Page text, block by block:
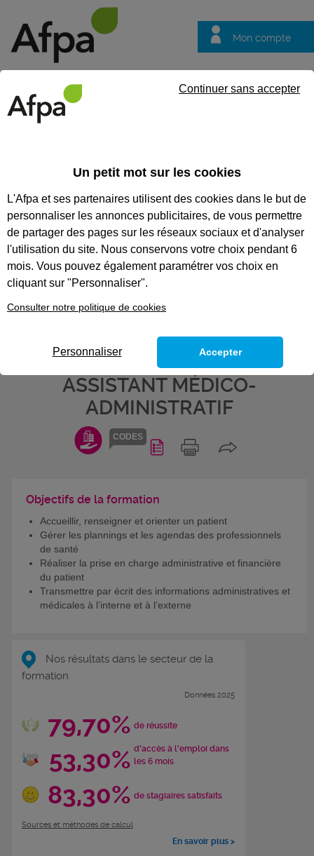
Mon compte
questions
Eligible au CPF * Formation certifiante
CODES
ASSURER L’ACCUEIL DU
PATIENT ET LES ACTIVITÉS
ADMINISTRATIVES
STRUCTURE MÉDICALE - BLOC
DE COMPÉTENCES DU TITRE
PROFESSIONNEL SECRÉTAIRE
ASSISTANT MÉDICO-
ADMINISTRATIF
Objectifs de la formation
Accueillir, renseigner et orienter un patient
Gérer les plannings et les agendas des professionnels
de santé
Réaliser la prise en charge administrative et financière
du patient
Transmettre par écrit des informations administratives et
médicales à l’interne et à l’externe
Nos résultats dans le secteur de la
formation
Données 2025
79,70% de réussite
53,30% d'accès à l'emploi dans
les 6 mois
83,30% de stagiaires satisfaits
Sources et méthodes de calcul
En savoir plus >
Un petit mot sur les cookies
L'Afpa et ses partenaires utilisent des cookies dans le but de
personnaliser les annonces publicitaires, de vous permettre
de partager des pages sur les réseaux sociaux et d'analyser
l'utilisation du site. Nous conservons votre choix pendant 6
mois. Vous pouvez également paramétrer vos choix en
cliquant sur "Personnaliser".
Consulter notre politique de cookies
Continuer sans accepter
Personnaliser Accepter